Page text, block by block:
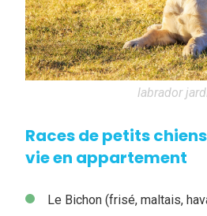
labrador
Races de petits
vie en appartement
Le Bichon (frisé, maltais,